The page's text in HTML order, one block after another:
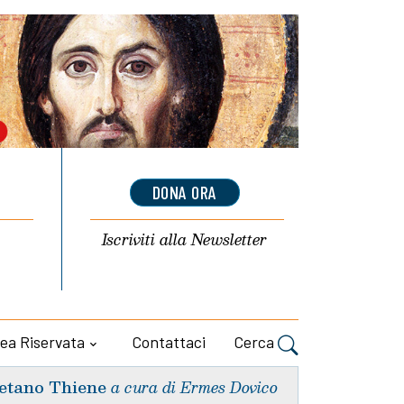
DONA ORA
Iscriviti allaNewsletter
Riservata Contattaci Cerca
Thiene a cura di Ermes Dovico